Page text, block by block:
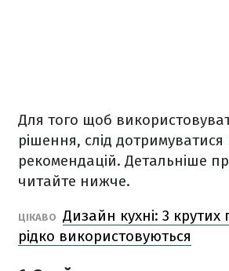
Для того щоб
рішення, слід дотримуватися
рекомендацій. Детальніше
читайте нижче.
ЦІКАВО Дизайн кухні: 3 крутих
рідко використовуються